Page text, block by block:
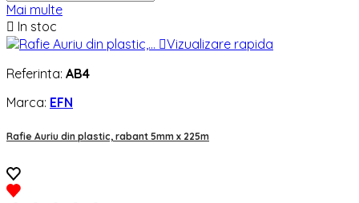
Mai multe
 In stoc
Vizualizare rapida
Referinta: AB4
Marca: EFN
Rafie Auriu din plastic, rabant 5mm x 225m